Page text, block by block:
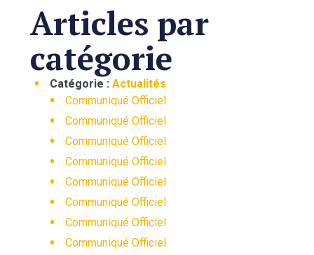
Articles par
catégorie
Catégorie : Actualités
Communiqué Officiel
Communiqué Officiel
Communiqué Officiel
Communiqué Officiel
Communiqué Officiel
Communiqué Officiel
Communiqué Officiel
Communiqué Officiel